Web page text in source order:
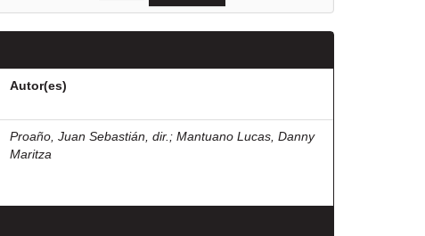
Autor(es)
Proaño, Juan Sebastián, dir. ; Mantuano Lucas, Danny
Maritza